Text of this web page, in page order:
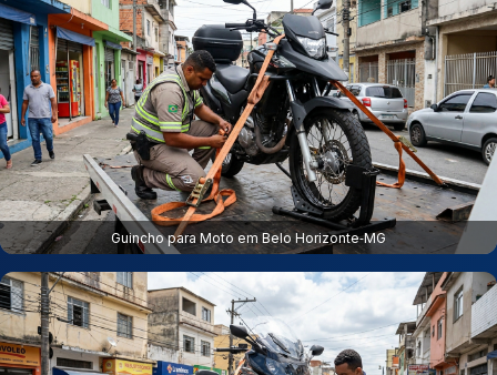
Guincho para Moto em Belo Horizonte‑MG